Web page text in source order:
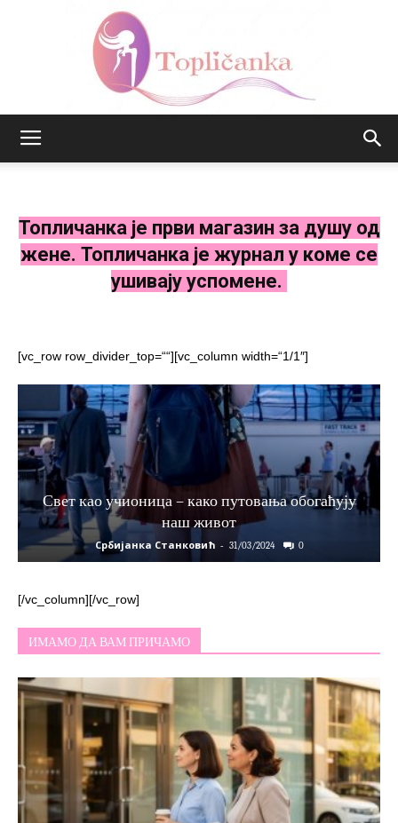
Топличанка је први магазин за душу од
жене. Топличанка је журнал у коме се
ушивају успомене.
[vc_row row_divider_top=““][vc_column width=“1/1″]
Свет као учионица – како путовања обогаћују
наш живот
Србијанка Станковић - 31/03/2024 0
[/vc_column][/vc_row]
ИМАМО ДА ВАМ ПРИЧАМО